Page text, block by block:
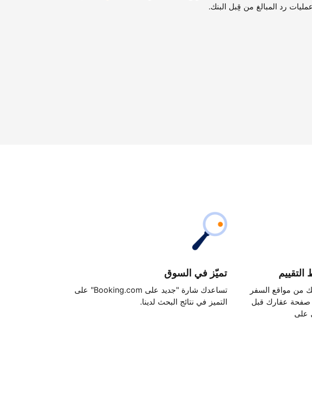
رد المبالغ من قِبل البنك.
من مواقع السفر
صفحة عقارك قبل
على
تميّز في السوق
تساعدك شارة "جديد على Booking.com" على
التميز في نتائج البحث لدينا.